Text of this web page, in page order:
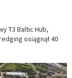
T3 Baltic Hub,
osiągnął 40